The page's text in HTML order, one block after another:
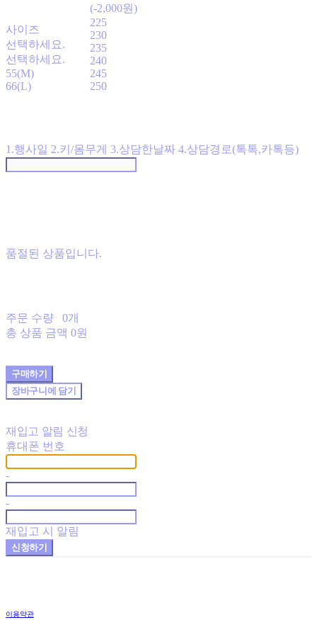
사이즈
선택하세요.
선택하세요.
55(M)
66(L)
(-2,000원)
225
230
235
240
245
250
1.행사일 2.키/몸무게 3.상담한날짜 4.상담경로(톡톡,카톡등)
품절된 상품입니다.
주문 수량
0개
총 상품 금액 0원
구매하기
장바구니에 담기
재입고 알림 신청
휴대폰 번호
-
-
재입고 시 알림
신청하기
이용약관